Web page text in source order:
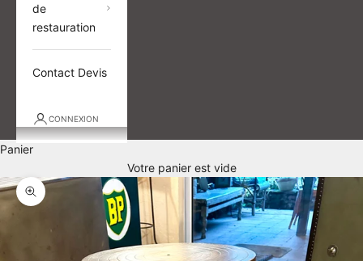
de
restauration
Contact Devis
CONNEXION
Panier
Votre panier est vide
Zoomer sur l'image